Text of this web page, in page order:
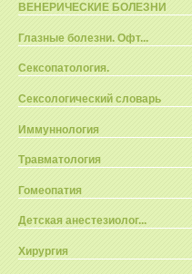
ВЕНЕРИЧЕСКИЕ БОЛЕЗНИ
Глазные болезни. Офт...
Сексопатология.
Сексологический словарь
Иммуннология
Травматология
Гомеопатия
Детская анестезиолог...
Хирургия